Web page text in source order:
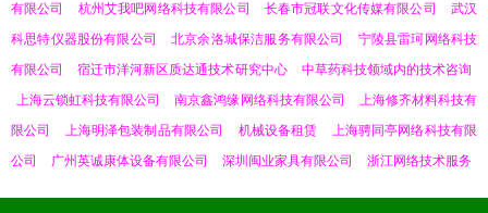
有限公司
杭州艾我吧网络科技有限公司 长春市冠联文化传媒有限公司
武汉
科思特仪器股份有限公司
北京余洛城保洁服务有限公司
宁陵县雷珂网络科技
有限公司
宿迁市洋河新区质达通技术研究中心
中草药科技领域内的技术咨询
上海云锁虹科技有限公司
南京鑫鸿缘网络科技有限公司
上海修齐材料科技有
限公司
上海明泽包装制品有限公司 机械设备租赁
上海骋同亭网络科技有限
公司
广州英诚康体设备有限公司 深圳闽业家具有限公司 浙江网络技术服务